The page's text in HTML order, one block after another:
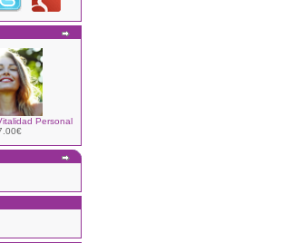
Personal